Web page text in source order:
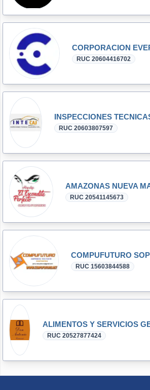
CORPORACION
RUC 20604416702
RUC 20603807597
RUC 20541145673
RUC 15603844588
RUC 20527877424